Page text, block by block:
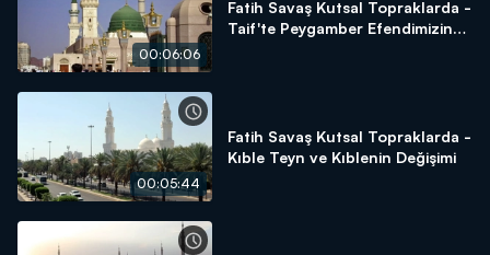
00:06:06
Fatih Savaş Kutsal Topraklarda -
Taif'te Peygamber Efendimizin
00:05:44
Fatih Savaş Kutsal Topraklarda -
Kıble Teyn ve Kıblenin Değişimi